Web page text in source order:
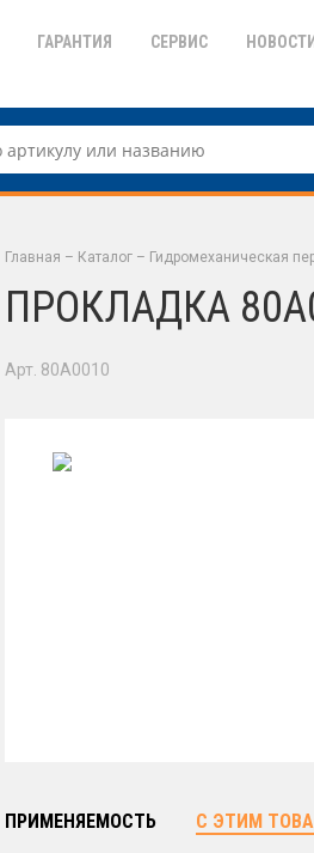
ГАРАНТИЯ СЕРВИС НОВОСТИ
Главная – Каталог – Гидромеханическая
ПРОКЛАДКА
Арт. 80A0010
ПРИМЕНЯЕМОСТЬ С ЭТИМ